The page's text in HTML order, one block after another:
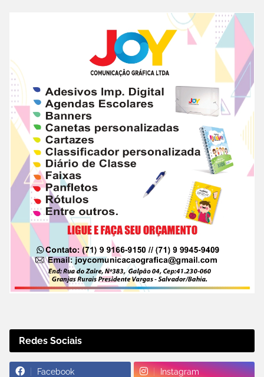
Redes Sociais
Facebook Instagram